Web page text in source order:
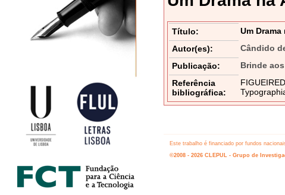
Título:
Um Drama
Autor(es):
Cândido
Publicação:
Brinde
Referência
bibliográfica:
Este trabalho é financiado por fundos
©2008 - 2026 CLEPUL - Grupo de